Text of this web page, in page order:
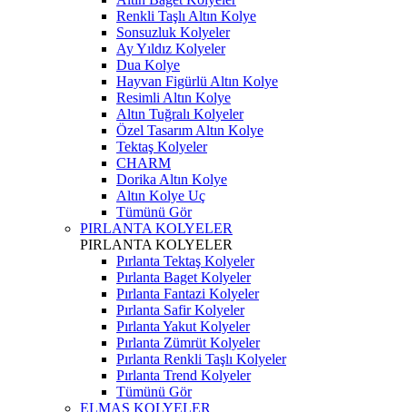
Renkli Taşlı Altın Kolye
Sonsuzluk Kolyeler
Ay Yıldız Kolyeler
Dua Kolye
Hayvan Figürlü Altın Kolye
Resimli Altın Kolye
Altın Tuğralı Kolyeler
Özel Tasarım Altın Kolye
Tektaş Kolyeler
CHARM
Dorika Altın Kolye
Altın Kolye Uç
Tümünü Gör
PIRLANTA KOLYELER
PIRLANTA KOLYELER
Pırlanta Tektaş Kolyeler
Pırlanta Baget Kolyeler
Pırlanta Fantazi Kolyeler
Pırlanta Safir Kolyeler
Pırlanta Yakut Kolyeler
Pırlanta Zümrüt Kolyeler
Pırlanta Renkli Taşlı Kolyeler
Pırlanta Trend Kolyeler
Tümünü Gör
ELMAS KOLYELER